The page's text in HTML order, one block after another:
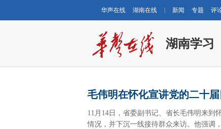
华声在线 湖南在线 新闻 专题 评
湖南学习
毛伟明在怀化宣讲党的二十
11月14日，省委副书记、省长毛伟明来到
情况，并下沉一线接待群众来访。他强调